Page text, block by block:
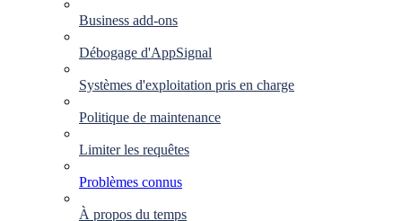
Business add-ons
Débogage d'AppSignal
Systèmes d'exploitation pris en charge
Politique de maintenance
Limiter les requêtes
Problèmes connus
À propos du temps